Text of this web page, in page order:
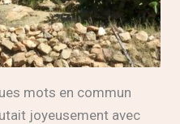
mots en commun
joyeusement avec